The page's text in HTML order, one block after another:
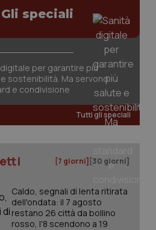
Gli speciali
per garantire più
sostenibilità. Ma servono
e condivisione
Tutti gli speciali
[7 giorni] [30 giorni]
Caldo, segnali di lenta ritirata
dell'ondata: il 7 agosto
restano 26 città da bollino
rosso, l'8 scendono a 19